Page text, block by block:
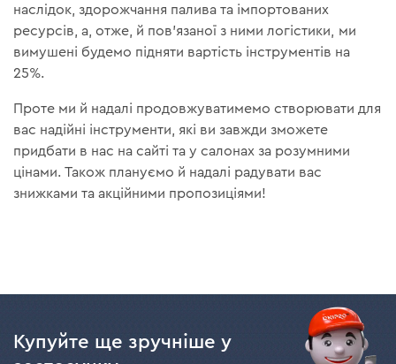
наслiдок, здорожчання палива та імпортованих
ресурсів, а, отже, й пов’язаної з ними логістики, ми
вимушені будемо підняти вартість інструментів на
25%.
Проте ми й надалі продовжуватимемо створювати для
вас надійні інструменти, які ви завжди зможете
придбати в нас на сайті та у салонах за розумними
цінами. Також плануємо й надалі радувати вас
знижками та акційними пропозиціями!
Купуйте ще зручніше у